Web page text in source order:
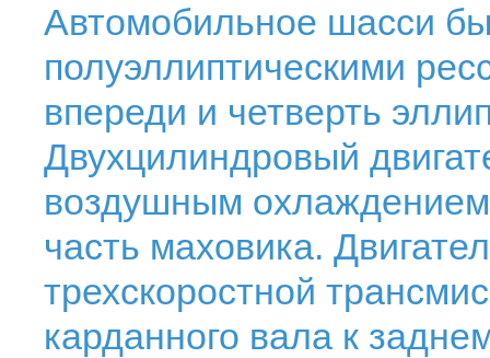
Автомобильное шасси
полуэллиптическими
впереди и четверть
Двухцилиндровый
воздушным
часть маховика.
трехскоростной
карданного вала к